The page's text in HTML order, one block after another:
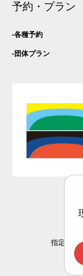
予約・プラン
各種予約
団体プラン
指定管理
(C)